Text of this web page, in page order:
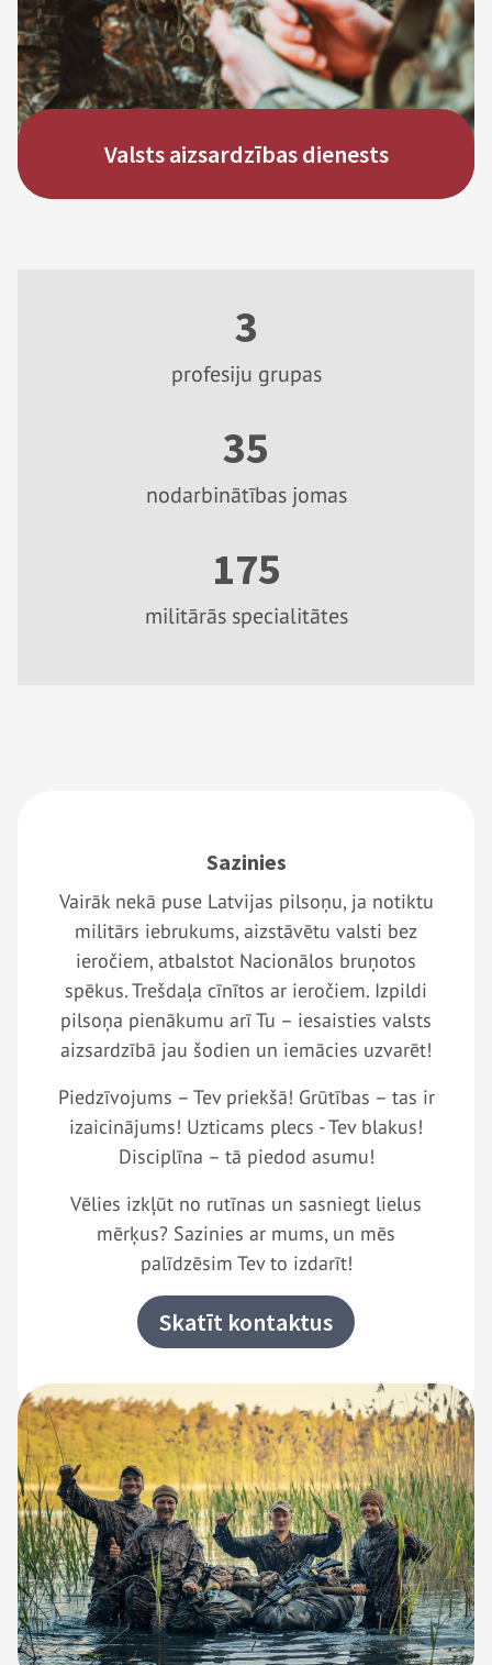
Valsts aizsardzības dienests
aizsardzības dienesta karavīrs!
Vairāk
3
profesiju grupas
35
nodarbinātības jomas
175
militārās specialitātes
Sazinies
Vairāk nekā puse Latvijas pilsoņu, ja notiktu
militārs iebrukums, aizstāvētu valsti bez
ieročiem, atbalstot Nacionālos bruņotos
spēkus. Trešdaļa cīnītos ar ieročiem. Izpildi
pilsoņa pienākumu arī Tu – iesaisties valsts
aizsardzībā jau šodien un iemācies uzvarēt!
Piedzīvojums – Tev priekšā! Grūtības – tas ir
izaicinājums! Uzticams plecs - Tev blakus!
Disciplīna – tā piedod asumu!
Vēlies izkļūt no rutīnas un sasniegt lielus
mērķus? Sazinies ar mums, un mēs
palīdzēsim Tev to izdarīt!
Skatīt kontaktus